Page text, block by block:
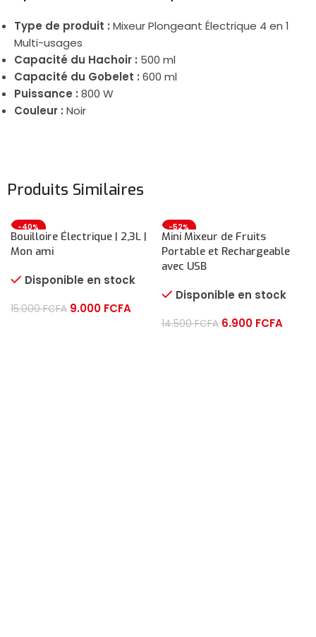
Type de produit : Mixeur Plongeant Électrique 4 en 1
Multi-usages
Capacité du Hachoir : 500 ml
Capacité du Gobelet : 600 ml
Puissance : 800 W
Couleur : Noir
Produits Similaires
-40%
Bouilloire Électrique | 2,3L |
Mon ami
Disponible en stock
15.000FCFA 9.000 FCFA
-52%
Mini Mixeur de Fruits
Portable et Rechargeable
avec USB
Disponible en stock
14.500FCFA 6.900 FCFA